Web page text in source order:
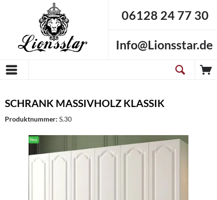
06128 24 77 30
Info@Lionsstar.de
SCHRANK MASSIVHOLZ KLASSIK
Produktnummer: S.30